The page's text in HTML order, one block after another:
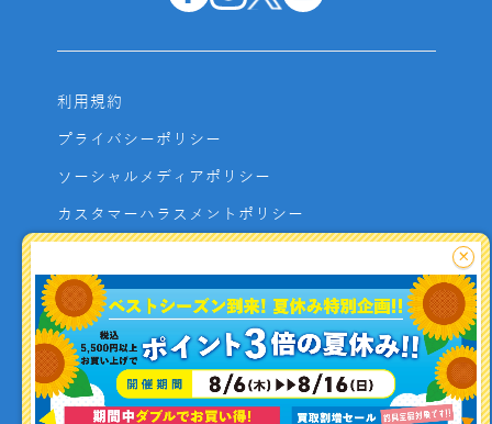
釣り情報を
利用規約
プライバシーポリシー
ソーシャルメディアポリシー
カスタマーハラスメントポリシー
よくあるご質問
お問い合わせ
利用者資金の保全方法
×